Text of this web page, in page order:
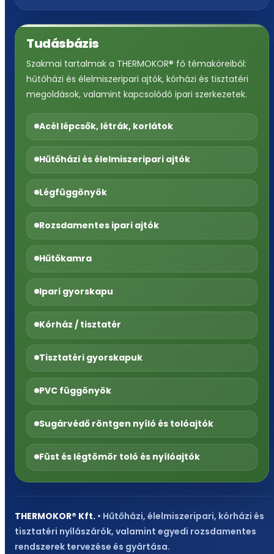
Tudásbázis
Szakmai tartalmak a THERMOKOR® fő témaköreiből:
hűtőházi és élelmiszeripari ajtók, kórházi és tisztatéri
megoldások, valamint kapcsolódó ipari szerkezetek.
Acél lépcsők, létrák, korlátok
Hűtőházi és élelmiszeripari ajtók
Légfüggönyök
Rozsdamentes ipari ajtók
Hűtőkamra
Ipari gyorskapu
Kórház / tisztatér
Tisztatéri gyorskapuk
PVC függönyök
Sugárvédő röntgen nyíló és tolóajtók
Füst és légtömör toló és nyílóajtók
THERMOKOR® Kft. • Hűtőházi, élelmiszeripari, kórházi és
tisztatéri nyílászárók, valamint egyedi rozsdamentes
rendszerek tervezése és gyártása.